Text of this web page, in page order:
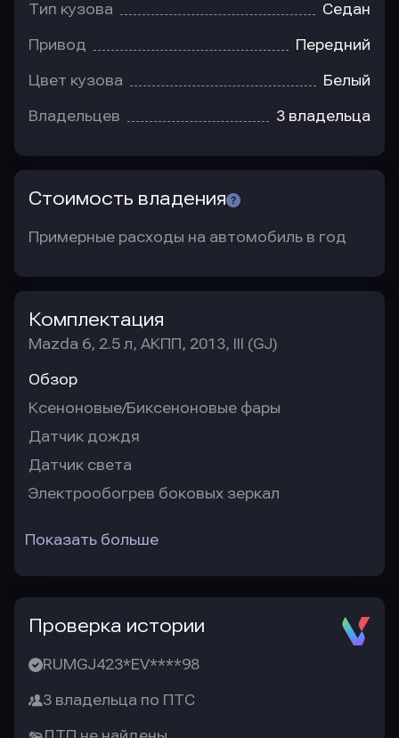
Тип кузова Седан
Привод Передний
Цвет кузова Белый
Владельцев 3 владельца
Стоимость владения
Примерные расходы на автомобиль в год
Комплектация
Mazda 6, 2.5 л, АКПП, 2013, III (GJ)
Обзор
Ксеноновые/Биксеноновые фары
Датчик дождя
Датчик света
Электрообогрев боковых зеркал
Показать больше
Проверка истории
RUMGJ423*EV****98
3 владельца по ПТС